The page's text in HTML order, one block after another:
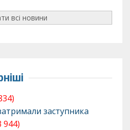
всі новини
заступника
944)